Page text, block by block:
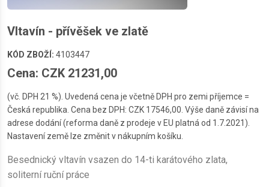
Vltavín - přívěšek ve zlatě
KÓD ZBOŽÍ: 4103447
Cena: CZK 21231,00
(vč. DPH 21 %). Uvedená cena je včetně DPH pro zemi příjemce =
Česká republika. Cena bez DPH: CZK 17546,00. Výše daně závisí na
adrese dodání (reforma daně z prodeje v EU platná od 1.7.2021).
Nastavení země lze změnit v nákupním košíku.
Besednický vltavín vsazen do 14-ti karátového zlata,
soliterní ruční práce